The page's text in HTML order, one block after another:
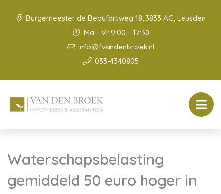
Burgemeester de Beaufortweg 18, 3833 AG, Leusden
Ma - Vr 9:00 - 17:30
info@fvandenbroek.nl
033-4340805
Waterschapsbelasting
gemiddeld 50 euro hoger in